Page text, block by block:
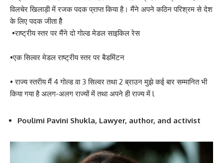
विलचेर खिलाड़ी में रजक पदक प्राप्त किया है। मैंने अपने कठिन परिश्रम से देश
के लिए पदक जीता हैै
•राष्ट्रीय स्तर पर मैंने दो गोल्ड मेडल साइकिल रेस
•एक सिल्वर मेडल राष्ट्रीय स्तर पर बैडमिंटन
• राज्य स्तरीय मैं 4 गोल्ड वा 3 सिल्वर तथा 2 ब्राउन मुझे कई बार सम्मानित भी
किया गया है अलग-अलग राज्यों में तथा अपने ही राज्य में l
Poulimi Pavini Shukla, Lawyer, author, and activist